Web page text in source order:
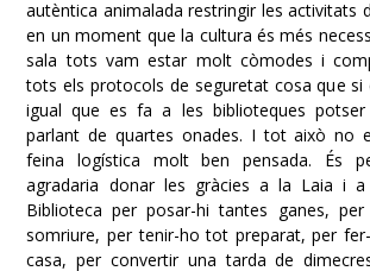
autèntica animalada restringir les activitats
en un moment que la cultura és més
sala tots vam estar molt còmodes i
tots els protocols de seguretat cosa que
igual que es fa a les biblioteques
parlant de quartes onades. I tot això no
feina logística molt ben pensada. És
agradaria donar les gràcies a la Laia i
Biblioteca per posar-hi tantes ganes, per
somriure, per tenir-ho tot preparat, per
casa, per convertir una tarda de